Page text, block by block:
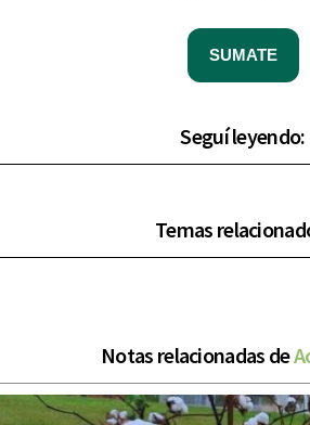
SUMATE
Seguí leyendo:
Temas
Notas relacionadas de